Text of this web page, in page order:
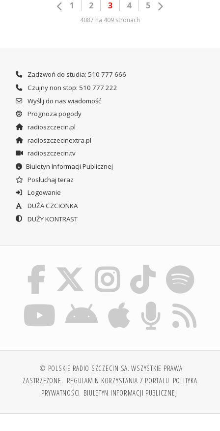
1 2 3 4 5
4087 na 409 stronach
Zadzwoń do studia: 510 777 666
Czujny non stop: 510 777 222
Wyślij do nas wiadomość
Prognoza pogody
radioszczecin.pl
radioszczecinextra.pl
radioszczecin.tv
Biuletyn Informacji Publicznej
Posłuchaj teraz
Logowanie
DUŻA CZCIONKA
DUŻY KONTRAST
© POLSKIE RADIO SZCZECIN SA. WSZYSTKIE PRAWA
ZASTRZEŻONE. REGULAMIN KORZYSTANIA Z PORTALU POLITYKA
PRYWATNOŚCI BIULETYN INFORMACJI PUBLICZNEJ